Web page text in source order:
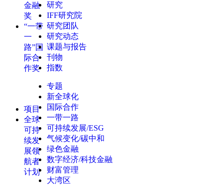
金融
奖
“一带
一
路”国
际合
作奖
项目
全球
可持
续发
展领
航者
计划
研究
IFF研究院
研究团队
研究动态
课题与报告
刊物
指数
专题
新全球化
国际合作
一带一路
可持续发展/ESG
气候变化/碳中和
绿色金融
数字经济/科技金融
财富管理
大湾区